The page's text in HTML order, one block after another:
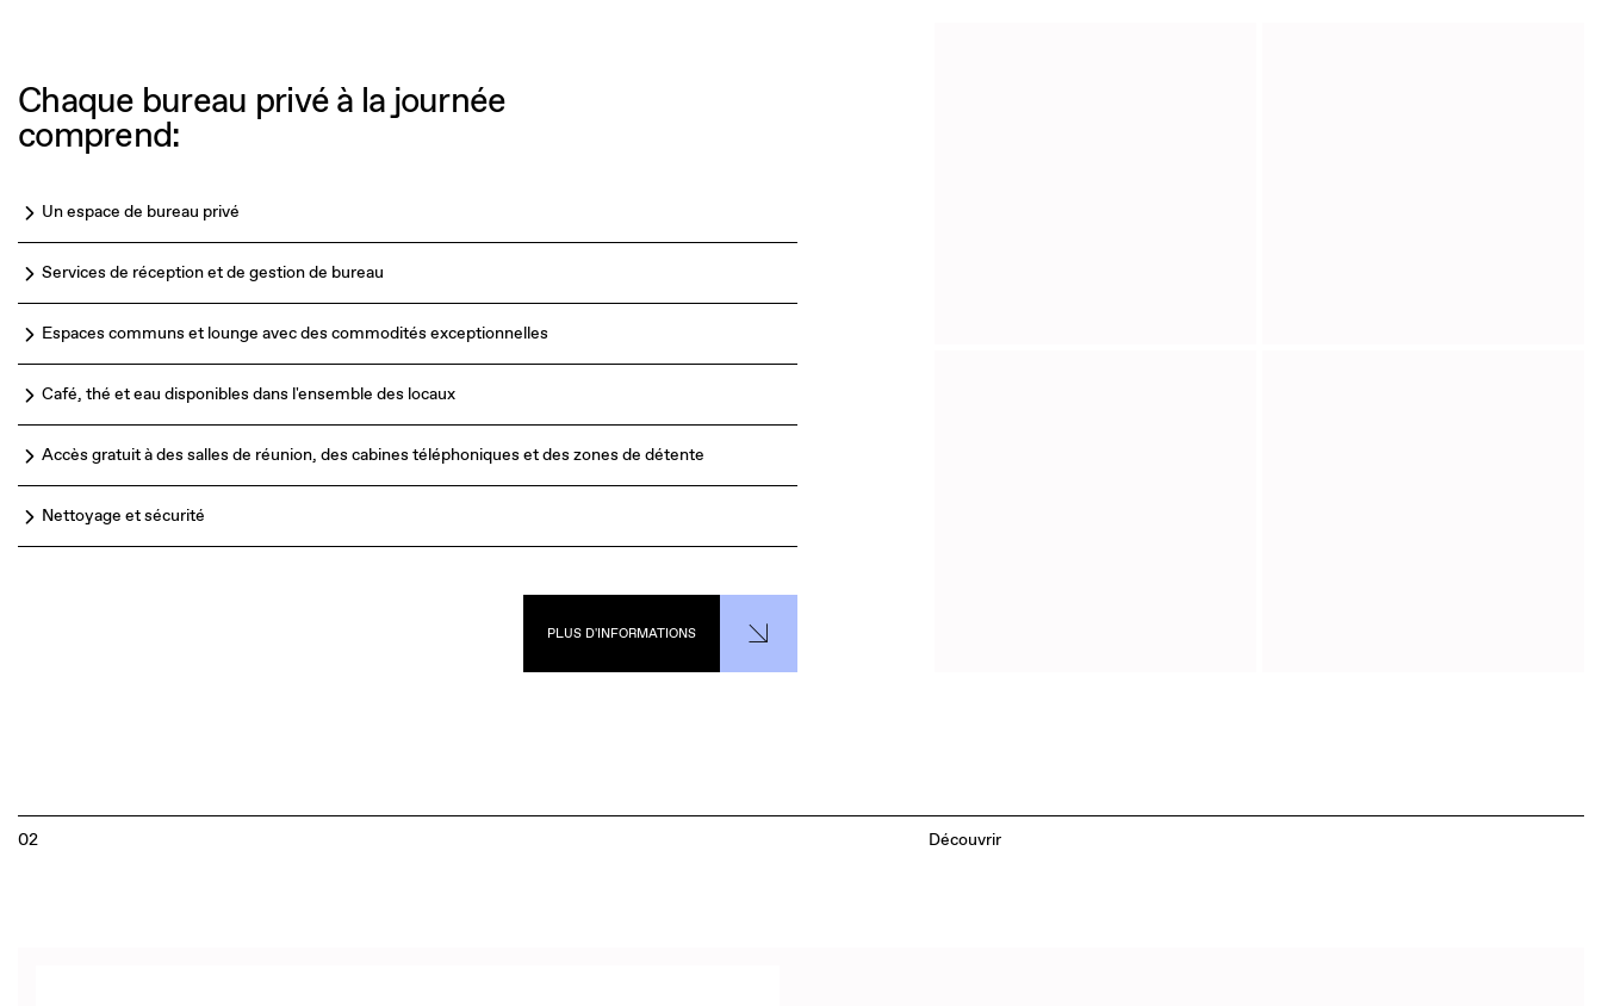
Chaque bureau privé à la journée
comprend:
Un espace de bureau privé
Services de réception et de gestion de bureau
Espaces communs et lounge avec des commodités exceptionnelles
Café, thé et eau disponibles dans l'ensemble des locaux
Accès gratuit à des salles de réunion, des cabines téléphoniques et des zones de détente
Nettoyage et sécurité
PLUS D'INFORMATIONS
02 Découvrir